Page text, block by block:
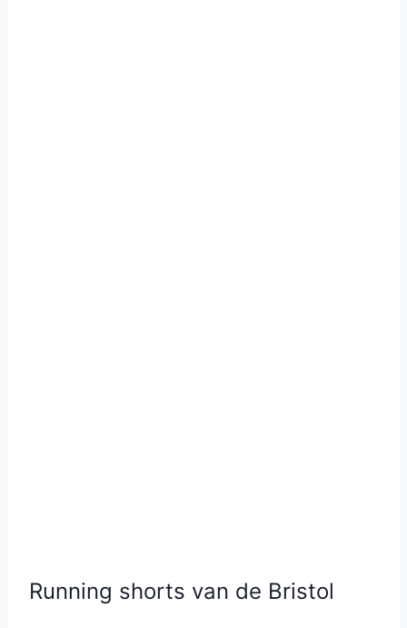
Running shorts van de Bristol